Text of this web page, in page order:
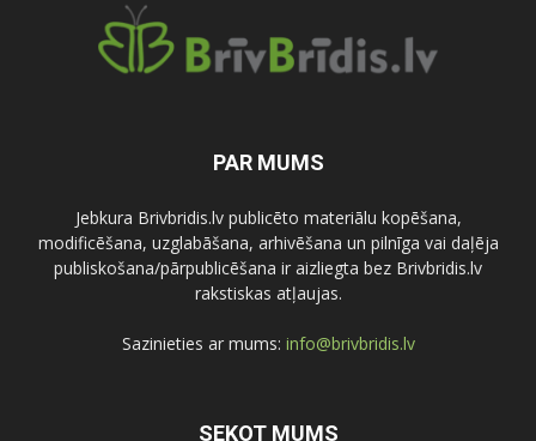
PAR MUMS
Jebkura Brivbridis.lv publicēto materiālu kopēšana,
modificēšana, uzglabāšana, arhivēšana un pilnīga vai daļēja
publiskošana/pārpublicēšana ir aizliegta bez Brivbridis.lv
rakstiskas atļaujas.
Sazinieties ar mums: info@brivbridis.lv
SEKOT MUMS